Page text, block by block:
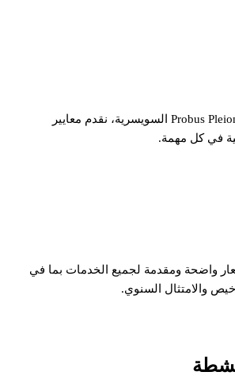
بدعم من مجموعة Probus Pleion السويسرية، نقدم معايير
في كل مهمة.
واضحة ومقدمة لجميع الخدمات بما في
والامتثال السنوي.